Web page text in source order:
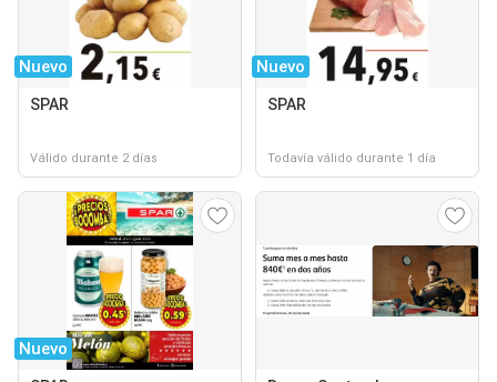
Nuevo
SPAR
Válido durante 2 días
Nuevo
SPAR
Todavía válido durante 1 día
Nuevo